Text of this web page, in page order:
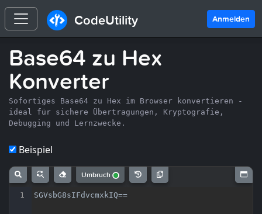
CodeUtility Anmelden
Base64 zu Hex
Konverter
Sofortiges Base64 zu Hex im Browser konvertieren -
ideal für sichere Übertragungen, Kryptografie,
Debugging und Lernzwecke.
Beispiel
Umbruch
1 SGVsbG8sIFdvcmxkIQ==